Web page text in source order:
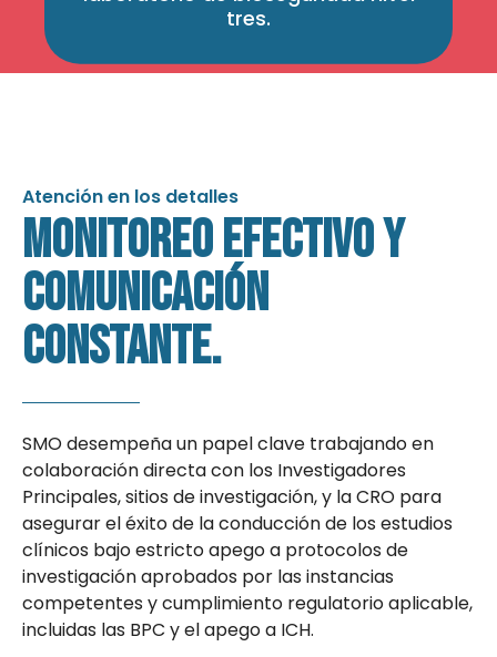
tres.
Atención en los detalles
Monitoreo efectivo y
comunicación
constante.
SMO desempeña un papel clave trabajando en
colaboración directa con los Investigadores
Principales, sitios de investigación, y la CRO para
asegurar el éxito de la conducción de los estudios
clínicos bajo estricto apego a protocolos de
investigación aprobados por las instancias
competentes y cumplimiento regulatorio aplicable,
incluidas las BPC y el apego a ICH.